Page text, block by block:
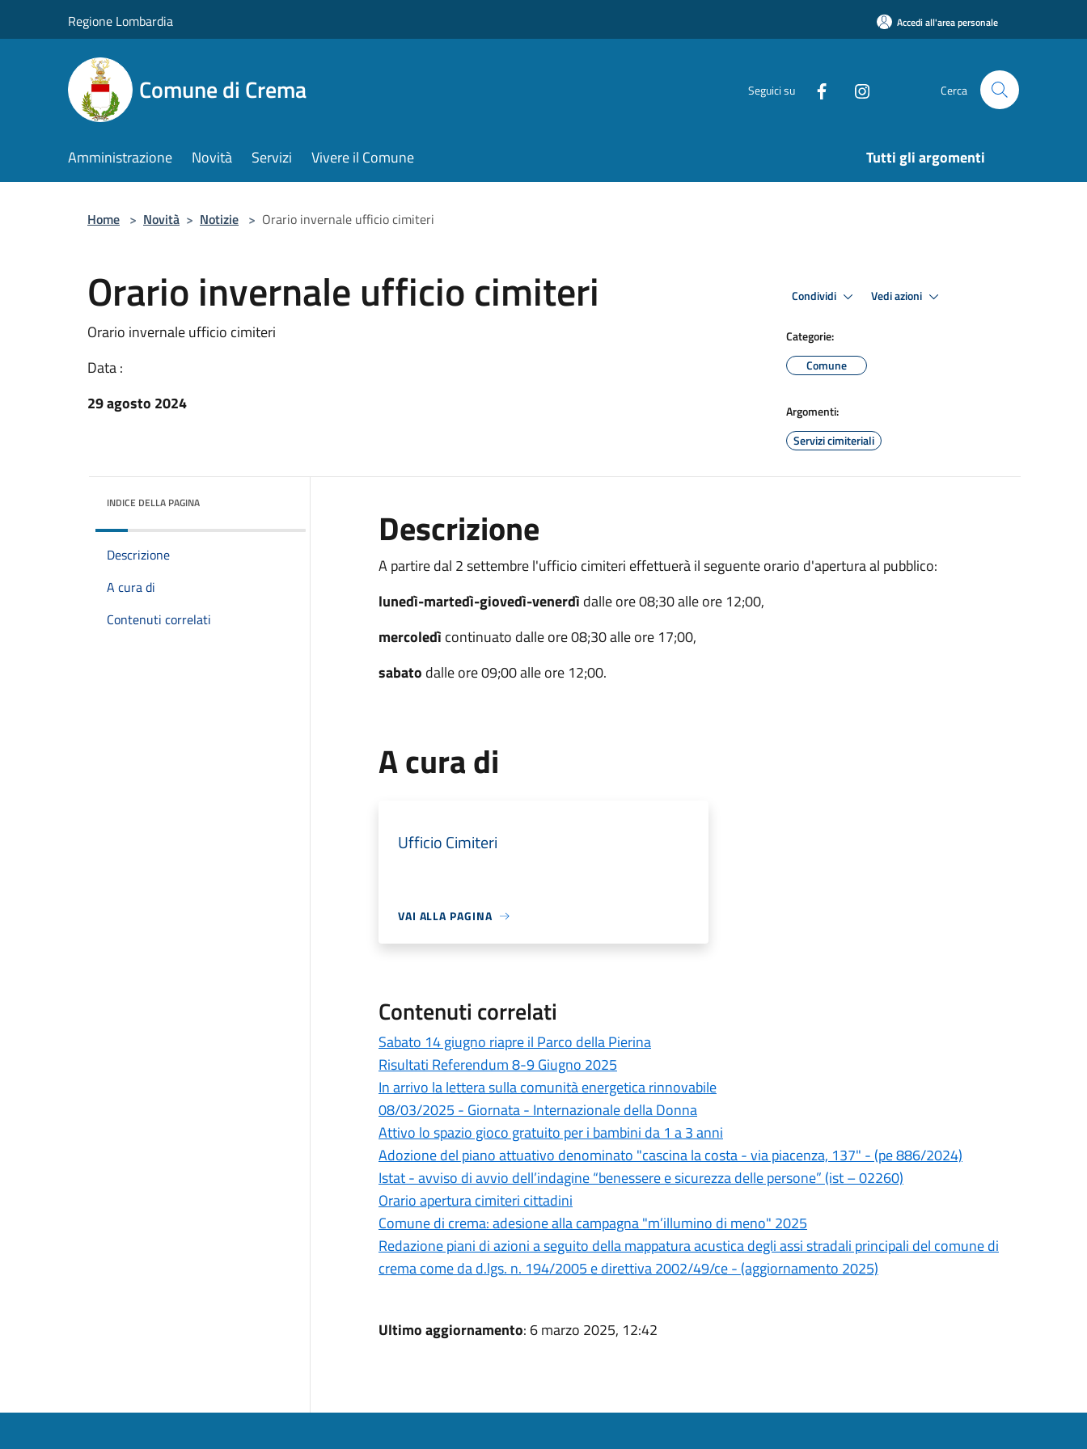
Regione Lombardia Accedi all'area personale
Comune di Crema Seguici su Cerca
Amministrazione Novità Servizi Vivere il Comune Tutti gli argomenti
Home > Novità > Notizie > Orario invernale ufficio cimiteri
Orario invernale ufficio cimiteri
Orario invernale ufficio cimiteri
Data :
29 agosto 2024
Condividi Vedi azioni
Categorie:
Comune
Argomenti:
Servizi cimiteriali
INDICE DELLA PAGINA
Descrizione
A cura di
Contenuti correlati
Descrizione
A partire dal 2 settembre l'ufficio cimiteri effettuerà il seguente orario d'apertura al pubblico:
lunedì-martedì-giovedì-venerdì dalle ore 08;30 alle ore 12;00,
mercoledì continuato dalle ore 08;30 alle ore 17;00,
sabato dalle ore 09;00 alle ore 12;00.
A cura di
Ufficio Cimiteri
VAI ALLA PAGINA
Contenuti correlati
Sabato 14 giugno riapre il Parco della Pierina
Risultati Referendum 8-9 Giugno 2025
In arrivo la lettera sulla comunità energetica rinnovabile
08/03/2025 - Giornata - Internazionale della Donna
Attivo lo spazio gioco gratuito per i bambini da 1 a 3 anni
Adozione del piano attuativo denominato "cascina la costa - via piacenza, 137" - (pe 886/2024)
Istat - avviso di avvio dell’indagine “benessere e sicurezza delle persone” (ist – 02260)
Orario apertura cimiteri cittadini
Comune di crema: adesione alla campagna "m’illumino di meno" 2025
Redazione piani di azioni a seguito della mappatura acustica degli assi stradali principali del comune di
crema come da d.lgs. n. 194/2005 e direttiva 2002/49/ce - (aggiornamento 2025)
Ultimo aggiornamento: 6 marzo 2025, 12:42